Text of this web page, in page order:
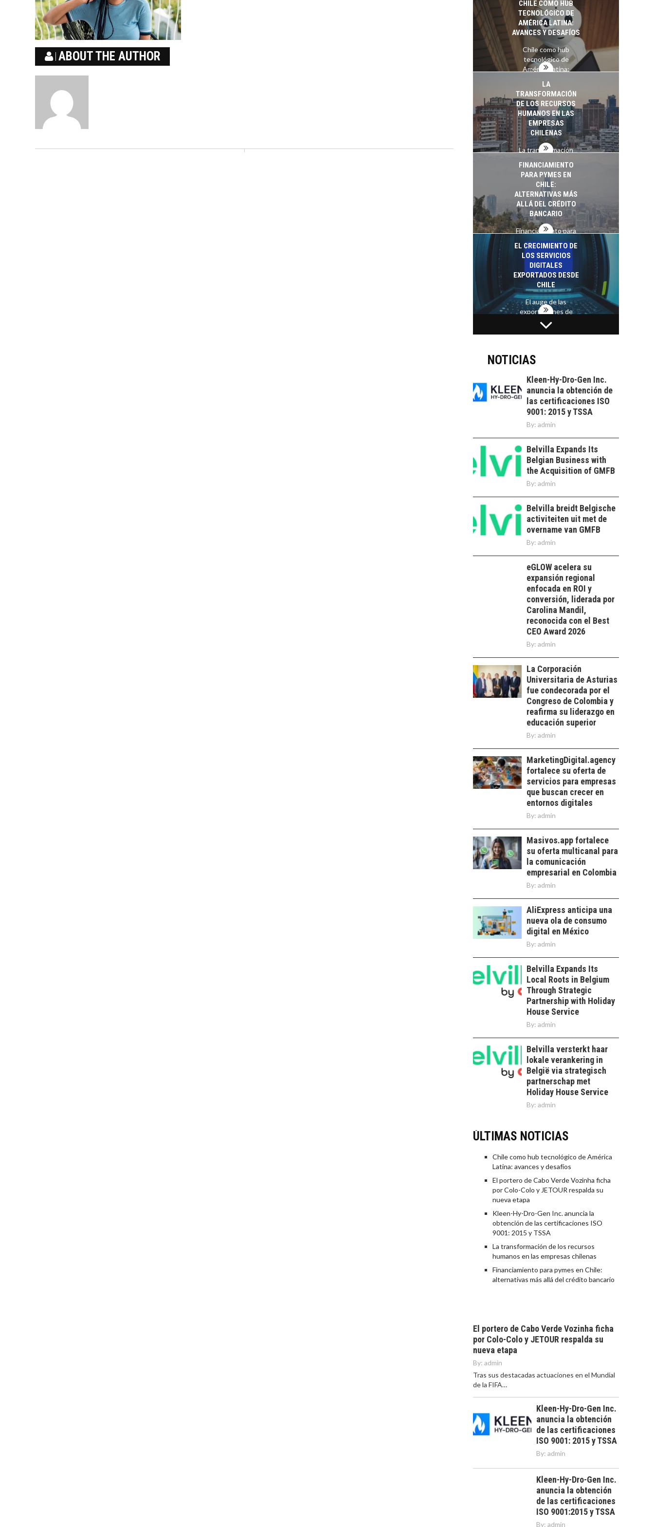
ABOUT THE AUTHOR
CHILE COMO HUB
TECNOLÓGICO DE
AMÉRICA LATINA:
AVANCES Y DESAFÍOS
Chile como hub
tecnológico de
América Latina:
LA
TRANSFORMACIÓN
DE LOS RECURSOS
HUMANOS EN LAS
EMPRESAS
CHILENAS
La transformación
recursos humanos en
las empresas…
FINANCIAMIENTO
PARA PYMES EN
CHILE:
ALTERNATIVAS MÁS
ALLÁ DEL CRÉDITO
BANCARIO
Financiamiento para
pymes en Chile:
alternativas que
trascienden el
crédito…
EL CRECIMIENTO DE
LOS SERVICIOS
DIGITALES
EXPORTADOS DESDE
CHILE
El auge de las
exportaciones de
servicios digitales en
Chile:…
TURISMO EN EL
DESIERTO DE
OPORTUNIDADES
PARA EL
DESARROLLO LOCAL
El Desierto de
Atacama: Motor
Estratégico para el
Desarrollo Turístico…
LA INDUSTRIA
MINERA CHILENA
FRENTE AL DESAFÍO
DE LA
SOSTENIBILIDAD
Minería chilena: un
pilar estratégico ante
el reto ineludible de…
CHILE COMO HUB
TECNOLÓGICO DE
AMÉRICA LATINA:
AVANCES Y DESAFÍOS
Chile como hub
tecnológico de
América Latina:
avances y desafíos…
LA
TRANSFORMACIÓN
DE LOS RECURSOS
HUMANOS EN LAS
EMPRESAS
CHILENAS
La transformación
estratégica de los
las empresas…
FINANCIAMIENTO
PARA PYMES EN
CHILE:
ALTERNATIVAS MÁS
ALLÁ DEL CRÉDITO
BANCARIO
Financiamiento para
pymes en Chile:
alternativas que
crédito…
EL CRECIMIENTO DE
LOS SERVICIOS
DIGITALES
EXPORTADOS DESDE
CHILE
El auge de las
exportaciones de
servicios digitales en
Chile:…
NOTICIAS
Kleen-Hy-Dro-Gen Inc.
anuncia la obtención de
las certificaciones ISO
9001: 2015 y TSSA
By: admin
Belvilla Expands Its
Belgian Business with
the Acquisition of GMFB
By: admin
Belvilla breidt Belgische
activiteiten uit met de
overname van GMFB
By: admin
eGLOW acelera su
expansión regional
enfocada en ROI y
conversión, liderada por
Carolina Mandil,
reconocida con el Best
CEO Award 2026
By: admin
La Corporación
Universitaria de Asturias
fue condecorada por el
Congreso de Colombia y
reafirma su liderazgo en
educación superior
By: admin
MarketingDigital.agency
fortalece su oferta de
servicios para empresas
que buscan crecer en
entornos digitales
By: admin
Masivos.app fortalece
su oferta multicanal para
la comunicación
empresarial en Colombia
By: admin
AliExpress anticipa una
nueva ola de consumo
digital en México
By: admin
Belvilla Expands Its
Local Roots in Belgium
Through Strategic
Partnership with Holiday
House Service
By: admin
Belvilla versterkt haar
lokale verankering in
België via strategisch
partnerschap met
Holiday House Service
By: admin
ÚLTIMAS NOTICIAS
Chile como hub tecnológico de América
Latina: avances y desafíos
El portero de Cabo Verde Vozinha ficha
por Colo-Colo y JETOUR respalda su
nueva etapa
Kleen-Hy-Dro-Gen Inc. anuncia la
obtención de las certificaciones ISO
9001: 2015 y TSSA
La transformación de los recursos
humanos en las empresas chilenas
Financiamiento para pymes en Chile:
alternativas más allá del crédito bancario
El portero de Cabo Verde Vozinha ficha
por Colo-Colo y JETOUR respalda su
nueva etapa
By: admin
Tras sus destacadas actuaciones en el Mundial
de la FIFA…
Kleen-Hy-Dro-Gen Inc.
anuncia la obtención
de las certificaciones
ISO 9001: 2015 y TSSA
By: admin
Kleen-Hy-Dro-Gen Inc.
anuncia la obtención
de las certificaciones
ISO 9001:2015 y TSSA
By: admin